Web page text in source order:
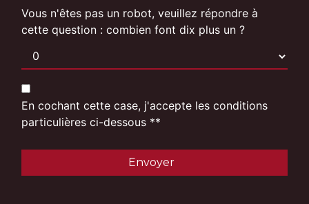
Vous n'êtes pas un robot, veuillez répondre à
cette question : combien font dix plus un ?
En cochant cette case, j'accepte les conditions
particulières ci-dessous **
Envoyer